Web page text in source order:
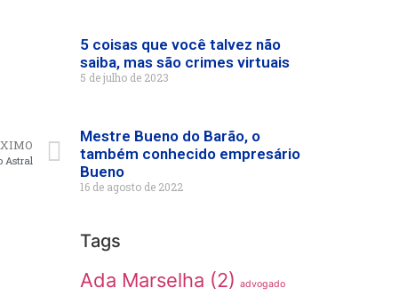
Astral
5 coisas que você talvez não
saiba, mas são crimes virtuais
5 de julho de 2023
Mestre Bueno do Barão, o
também conhecido empresário
Bueno
16 de agosto de 2022
Tags
Ada Marselha (2) advogado